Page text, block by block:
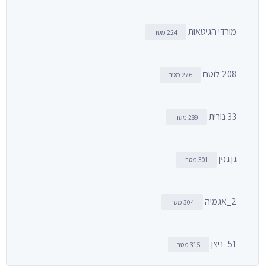
מורדי הגיטאות 224 מטר
208 לוטם 276 מטר
33 נורית 289 מטר
גן גפן 301 מטר
2_אגמיה 304 מטר
51_ניצן 315 מטר